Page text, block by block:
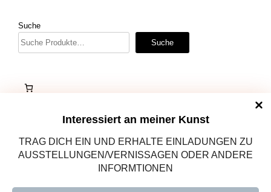
Suche
Suche
Interessiert an meiner Kunst
TRAG DICH EIN UND ERHALTE EINLADUNGEN ZU
AUSSTELLUNGEN/VERNISSAGEN ODER ANDERE
INFORMTIONEN